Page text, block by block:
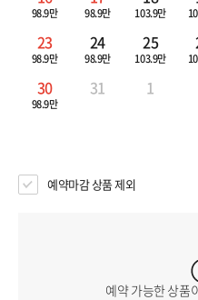
98.9만 98.9만 103.9만
23
98.9만
24
98.9만
25
103.9만
30
98.9만
31 1
예약마감 상품 제외
예약 가능한 상품